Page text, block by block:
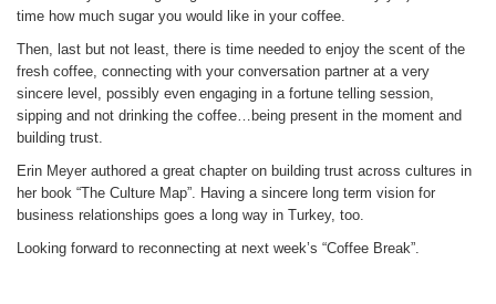
time how much sugar you would like in your coffee.
Then, last but not least, there is time needed to enjoy the scent of the
fresh coffee, connecting with your conversation partner at a very
sincere level, possibly even engaging in a fortune telling session,
sipping and not drinking the coffee…being present in the moment and
building trust.
Erin Meyer authored a great chapter on building trust across cultures in
her book “The Culture Map”. Having a sincere long term vision for
business relationships goes a long way in Turkey, too.
Looking forward to reconnecting at next week’s “Coffee Break”.